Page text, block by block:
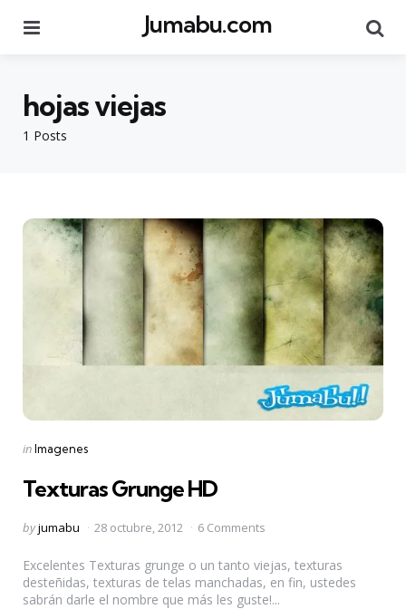
Jumabu.com
1 Posts
hojas viejas
Categories
Posted
inImagenes
Texturas Grunge HD
Posted
byjumabu 28 octubre, 2012 6 Comments
Excelentes Texturas grunge o un tanto viejas, texturas
desteñidas, texturas de telas manchadas, en fin, ustedes
sabrán darle el nombre que más les guste!...